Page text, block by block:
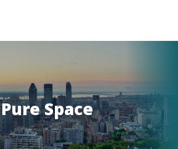
Pure Space